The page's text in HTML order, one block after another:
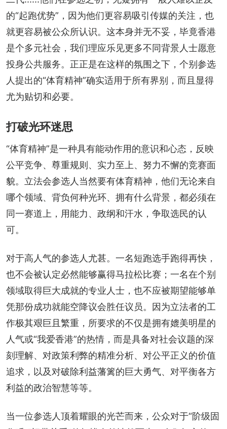
的“起跑优势”，因为他们更容易吸引传媒的关注，也
就更容易被公众所认识。这本身并无不妥，毕竟香港
是个多元社会，我们理应乐见更多不同背景人士愿意
投身公共服务。正正是在这样的氛围之下，个别参选
人提出的“体育精神”确实适用于所有界别，而且显得
尤为贴切和必要。
打破光环迷思
“体育精神”是一种具有能动作用的意识和心态，反映
公平竞争、尊重规则、实力至上、努力不懈的竞赛面
貌。立法会参选人当然要有体育精神，他们无论来自
哪个领域、背负何种光环、拥有什么背景，都必须在
同一赛道上，用能力、政纲和汗水，争取选民的认
可。
对于高人气的参选人尤甚。一名短跑选手跑得再快，
也不会被认定必然能够赢得马拉松比赛；一名在个别
领域取得巨大成就的专业人士，也不应被期望能够单
凭那份成功就能空降议会胜任议员。因为立法者的工
作极其艰巨且繁重，所要求的不仅是拥有媲美明星的
人气或“我爱香港”的热情，而是具备对社会议题的深
刻理解、对政策利弊的精准分析、对公平正义的价值
追求，以及对破除利益藩篱的巨大勇气、对平衡各方
利益的政治智慧等等。
当一位参选人顶着耀眼的光芒而来，公众对于“阶级固